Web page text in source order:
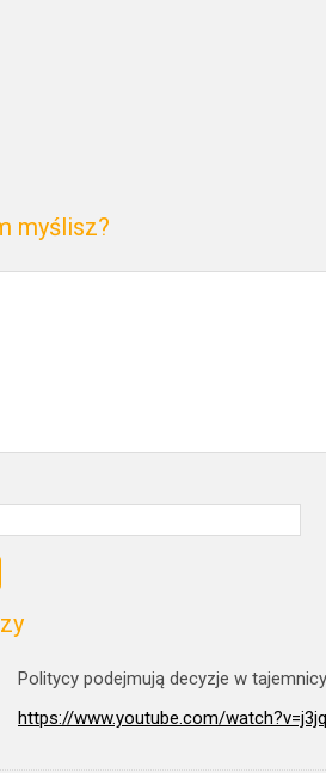
myślisz?
Politycy podejmują decyzje w
https://www.youtube.com/